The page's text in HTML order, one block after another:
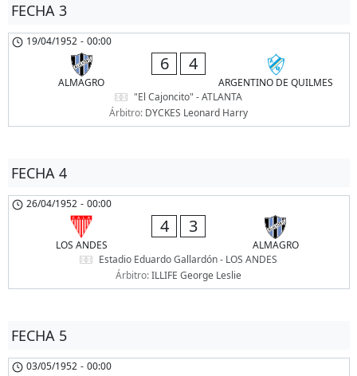
FECHA 3
19/04/1952 - 00:00
ALMAGRO
6 4
ARGENTINO DE QUILMES
"El Cajoncito" - ATLANTA
Árbitro: DYCKES Leonard Harry
FECHA 4
26/04/1952 - 00:00
LOS ANDES
4 3
ALMAGRO
Estadio Eduardo Gallardón - LOS ANDES
Árbitro:ILLIFE George Leslie
FECHA 5
03/05/1952 - 00:00